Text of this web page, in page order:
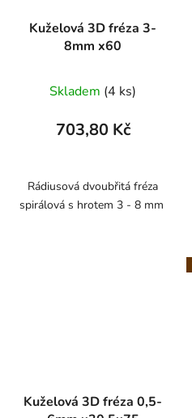
Kuželová 3D fréza 3-
8mm x60
Skladem (4 ks)
703,80 Kč
Rádiusová dvoubřitá fréza
spirálová s hrotem 3 - 8 mm
Kuželová 3D fréza 0,5-